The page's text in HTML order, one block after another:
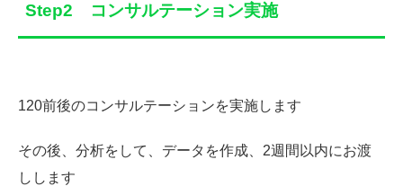
Step2 コンサルテーション実施
120前後のコンサルテーションを実施します
その後、分析をして、データを作成、2週間以内にお渡
しします